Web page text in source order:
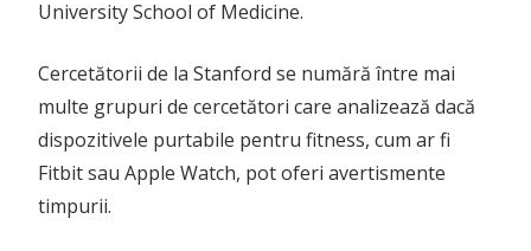
University School of Medicine.
Cercetătorii de la Stanford se numără între mai
multe grupuri de cercetători care analizează dacă
dispozitivele purtabile pentru fitness, cum ar fi
Fitbit sau Apple Watch, pot oferi avertismente
timpurii.